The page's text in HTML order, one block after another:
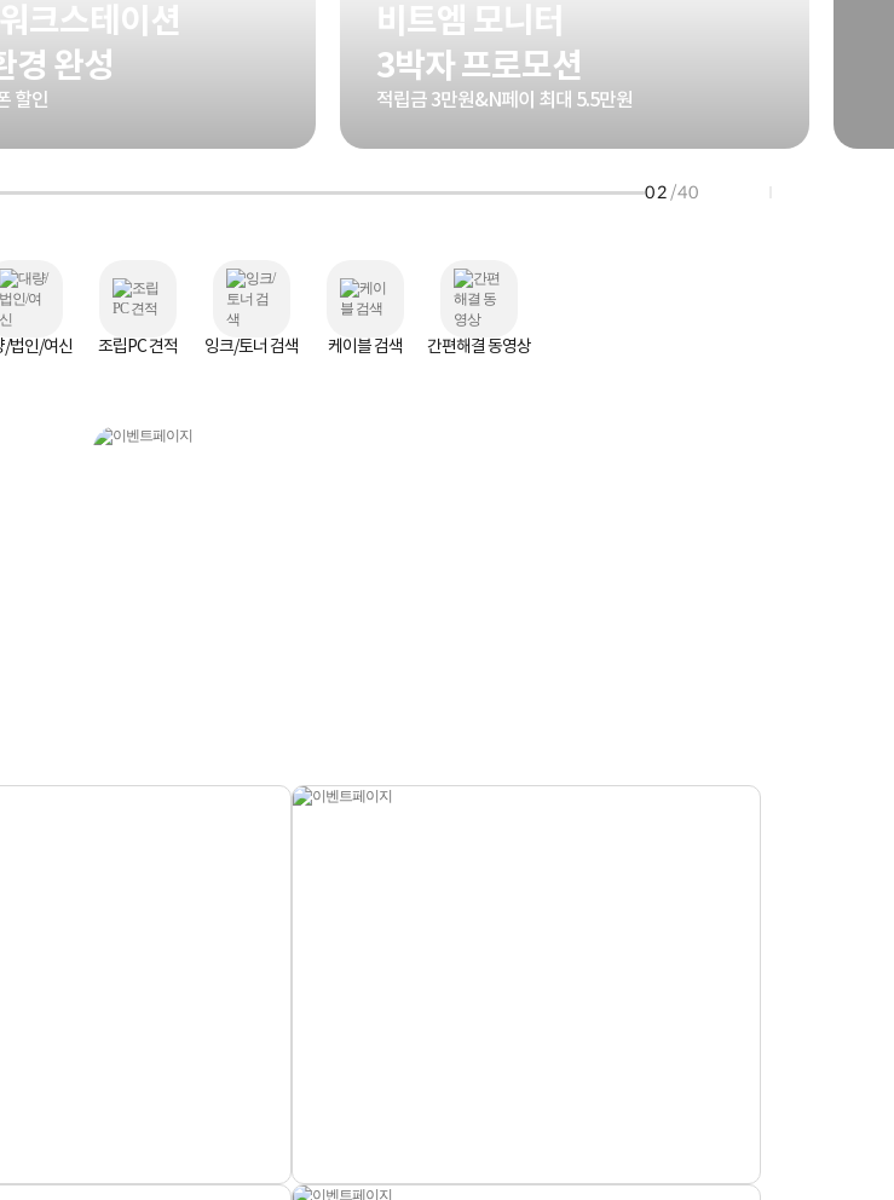
상품권 30만원
HAF II 500
크스테이션
경 완성
할인
비트엠 모니터
3박자 프로모션
적립금 3만원&N페이 최대 5.5만원
02 /40
/법인/여신 조립PC 견적 잉크/토너 검색 케이블 검색 간편해결 동영상